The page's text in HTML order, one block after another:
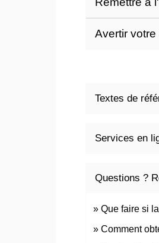
Avertir
Textes de
Services en
Questions ?
Que faire si
Comment